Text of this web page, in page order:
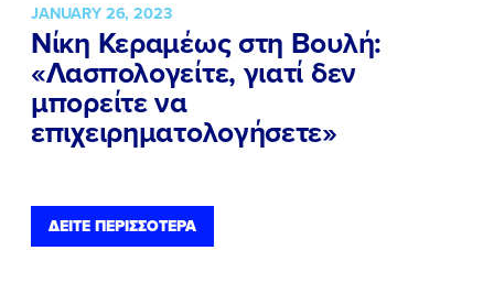
JANUARY 26, 2023
Νίκη Κεραμέως στη Βουλή:
«Λασπολογείτε, γιατί δεν
μπορείτε να
επιχειρηματολογήσετε»
ΔΕΙΤΕ ΠΕΡΙΣΣΟΤΕΡΑ